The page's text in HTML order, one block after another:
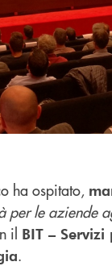
ha ospitato,
per le aziende
il BIT –
.